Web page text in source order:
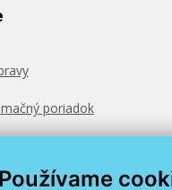
Používame
g/m², lesklý, biely,
(BP71GP50)
poriadok